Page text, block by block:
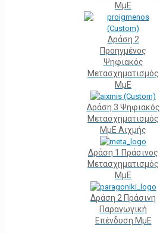
ΜμΕ
Δράση 2
Προηγμένος
Ψηφιακός
Μετασχηματισμός
ΜμΕ
Δράση 3 Ψηφιακός
Μετασχηματισμός
ΜμΕ Αιχμής
Δράση 1 Πράσινος
Μετασχηματισμός
ΜμΕ
Δράση 2 Πράσινη
Παραγωγική
Επένδυση ΜμΕ